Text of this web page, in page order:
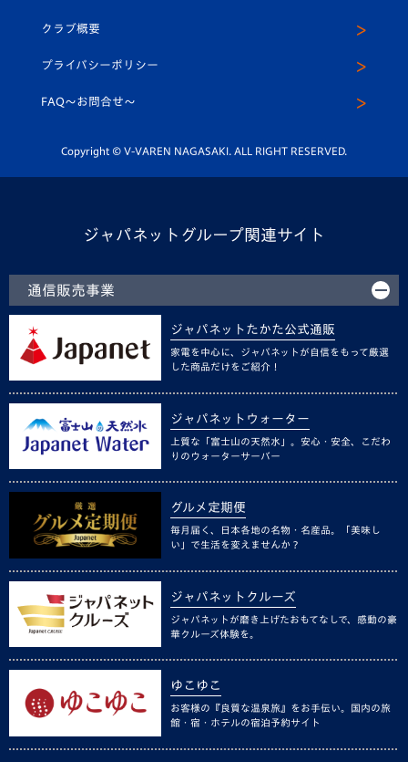
平和祈念活動
ホームタウン活動
スクール
ヴィヴィくんインスタグラム
公式LINE＠
クラブ概要
プライバシーポリシー
FAQ〜お問合せ〜
Copyright © V-VAREN NAGASAKI. ALL RIGHT RESERVED.
ジャパネットグループ関連サイト
通信販売事業
ジャパネットたかた公式通販
家電を中心に、ジャパネットが自信をもって厳選
した商品だけをご紹介！
ジャパネットウォーター
上質な「富士山の天然水」。安心・安全、こだわ
りのウォーターサーバー
グルメ定期便
毎月届く、日本各地の名物・名産品。「美味し
い」で生活を変えませんか？
ジャパネットクルーズ
ジャパネットが磨き上げたおもてなしで、感動の豪
華クルーズ体験を。
ゆこゆこ
お客様の『良質な温泉旅』をお手伝い。国内の旅
館・宿・ホテルの宿泊予約サイト